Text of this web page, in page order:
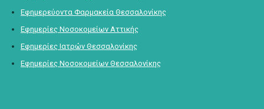
Εφημερεύοντα Φαρμακεία Θεσσαλονίκης
Εφημερίες Νοσοκομείων Αττικής
Εφημερίες Ιατρών Θεσσαλονίκης
Εφημερίες Νοσοκομείων Θεσσαλονίκης